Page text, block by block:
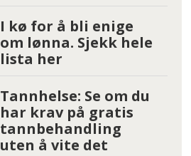
I kø for å bli enige
om lønna. Sjekk hele
lista her
Tannhelse: Se om du
har krav på gratis
tannbehandling
uten å vite det